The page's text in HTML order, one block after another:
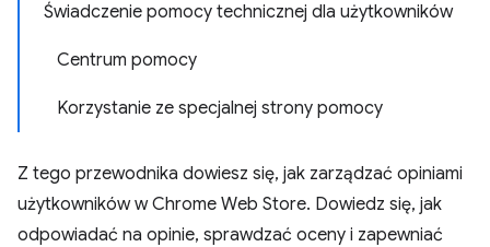
Świadczenie pomocy technicznej dla użytkowników
Centrum pomocy
Korzystanie ze specjalnej strony pomocy
Z tego przewodnika dowiesz się, jak zarządzać opiniami
użytkowników w Chrome Web Store. Dowiedz się, jak
odpowiadać na opinie, sprawdzać oceny i zapewniać